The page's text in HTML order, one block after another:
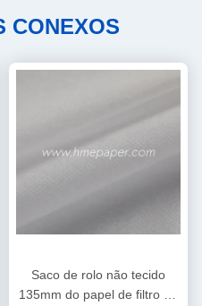
CONEXOS
Saco de rolo não tecido
135mm do papel de filtro da